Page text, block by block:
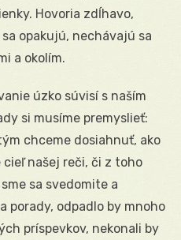
Hovoria zdĺhavo,
opakujú, nechávajú sa
a okolím.
úzko súvisí s naším
si musíme premyslieť:
chceme dosiahnuť, ako
našej reči, či z toho
sa svedomite a
porady, odpadlo by mnoho
príspevkov, nekonali by